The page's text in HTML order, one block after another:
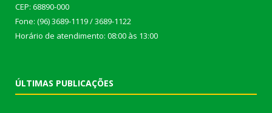
CEP: 68890-000
Fone: (96) 3689-1119 / 3689-1122
Horário de atendimento: 08:00 às 13:00
ÚLTIMAS PUBLICAÇÕES